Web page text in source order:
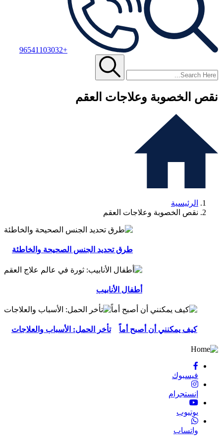
+96541103032
نقص الخصوبة وعلاجات العقم
الرئيسية
نقص الخصوبة وعلاجات العقم
طرق تحديد الجنس الصحيحة والخاطئة
أطفال الأنابيب
تأخر الحمل: الأسباب والعلاجات كيف يمكنني أن أصبح أماً
فيسبوك
إنستجرام
يوتيوب
واتساب